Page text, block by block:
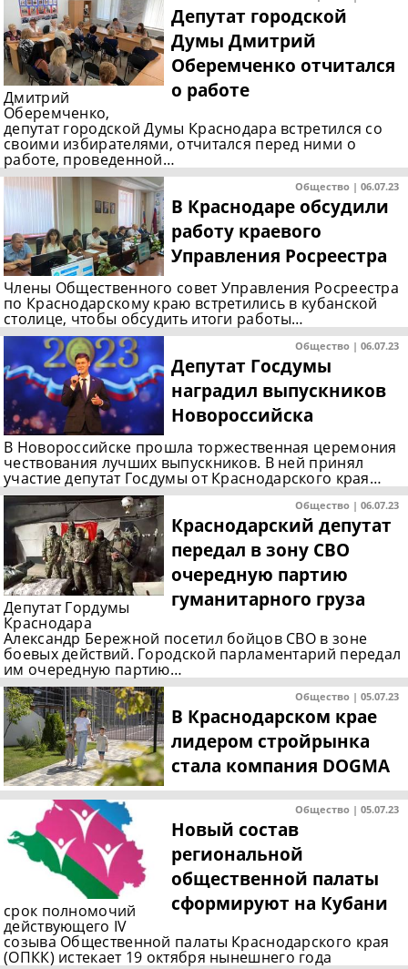
Депутат городской
Думы Дмитрий
Оберемченко отчитался
о работе
Дмитрий
Оберемченко,
депутат городской Думы Краснодара встретился со
своими избирателями, отчитался перед ними о
работе, проведенной…
Общество | 06.07.23
В Краснодаре обсудили
работу краевого
Управления Росреестра
Члены Общественного совет Управления Росреестра
по Краснодарскому краю встретились в кубанской
столице, чтобы обсудить итоги работы…
Общество | 06.07.23
Депутат Госдумы
наградил выпускников
Новороссийска
В Новороссийске прошла торжественная церемония
чествования лучших выпускников. В ней принял
участие депутат Госдумы от Краснодарского края…
Общество | 06.07.23
Краснодарский депутат
передал в зону СВО
очередную партию
гуманитарного груза
Депутат Гордумы
Краснодара
Александр Бережной посетил бойцов СВО в зоне
боевых действий. Городской парламентарий передал
им очередную партию…
Общество | 05.07.23
В Краснодарском крае
лидером стройрынка
стала компания DOGMA
Общество | 05.07.23
Новый состав
региональной
общественной палаты
сформируют на Кубани
срок полномочий
действующего IV
созыва Общественной палаты Краснодарского края
(ОПКК) истекает 19 октября нынешнего года